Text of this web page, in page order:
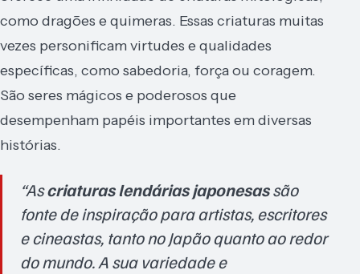
como dragões e quimeras. Essas criaturas muitas
vezes personificam virtudes e qualidades
específicas, como sabedoria, força ou coragem.
São seres mágicos e poderosos que
desempenham papéis importantes em diversas
histórias.
“Ascriaturas lendárias japonesassão
fonte de inspiração para artistas, escritores
e cineastas, tanto no Japão quanto ao redor
do mundo. A sua variedade e